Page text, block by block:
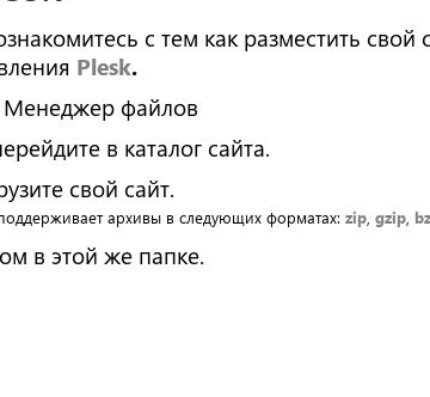
с тем как разместить свой
Plesk.
Менеджер файлов
в каталог сайта.
свой сайт.
архивы в следующих форматах:zip ,gzip
в этой же папке.